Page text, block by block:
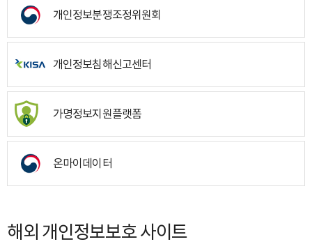
개인정보분쟁조정위원회
개인정보침해신고센터
가명정보지원플랫폼
온마이데이터
해외 개인정보보호 사이트